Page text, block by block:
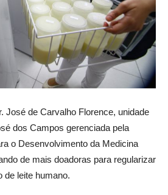
José de Carvalho Florence, unidade
dos Campos gerenciada pela
o Desenvolvimento da Medicina
de mais doadoras para regularizar
de leite humano.